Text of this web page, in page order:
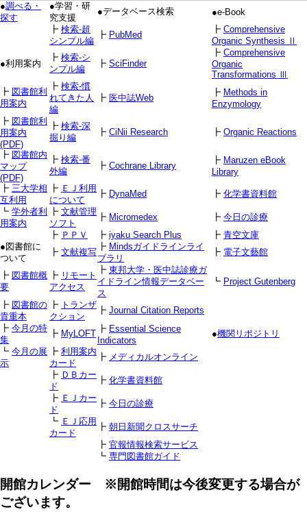
●調べる・
探す
●学習・研
究支援
●データベース検索
●e-Book
┣ 検索-超
シンプル編
┣ PubMed
┣ Comprehensive
Organic Synthesis Ⅱ
●利用案内
┣ 検索-シ
ンプル編
┣ SciFinder
┣ Comprehensive
Organic
Transformations Ⅲ
┣ 図書館利
用案内
┣ 検索-慣
れてきた人
編
┣ 医中誌Web
┣ Methods in
Enzymology
┣ 図書館利
用案内
(PDF)
┣ 検索-深
掘り編
┣ CiNii Research ┣ Organic Reactions
┣ 図書館内
マップ
(PDF)
┣ 検索-番
外編
┣ Cochrane Library
┣ Maruzen eBook
Library
┣ 三大学相
互利用
┣ ＥＪ利用
について
┣ DynaMed ┣ 化学書資料館
┗ 学外者利
用案内
┣ 文献管理
ソフト
┣ Micromedex ┣ 今日の診療
┣ ＰＰＶ ┣ iyaku Search Plus ┣ 青空文庫
●図書館に
ついて
┣ 文献複写
┣ Mindsガイドラインライ
ブラリ
┣ 電子文藝館
┣ 図書館概
要
┣ リモート
アクセス
┣ 東邦大学・医中誌診療ガ
イドライン情報データベー
ス
┗ Project Gutenberg
┣ 図書館の
貴重本
┣ トランザ
クション
┣ Journal Citation Reports
┣ 今月の特
集
┣ MyLOFT ┣ Essential Science
Indicators
●機関リポジトリ
┗ 今月の展
示
┣ 利用案内
カード
┣ メディカルオンライン
┣ ＤＢカー
ド
┣ 化学書資料館
┣ ＥＪカー
ド
┣ 今日の診療
┗ ＥＪ応用
カード
┣ 朝日新聞クロスサーチ
┣ 官報情報検索サービス
┗ 専門図書館ガイド
開館カレンダー ※開館時間は今後変更する場合が
ございます。